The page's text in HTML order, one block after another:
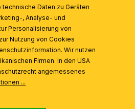
Daten zu Geräten
, Analyse- und
Personalisierung von
Nutzung von Cookies
Wir nutzen
Firmen. In den USA
angemessenes
...